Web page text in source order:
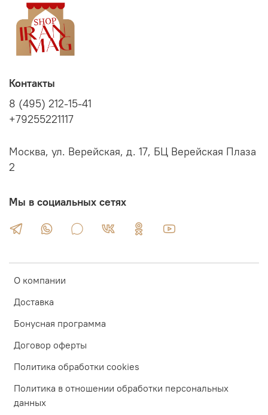
О компании
Доставка
Бонусная программа
Договор оферты
Политика обработки cookies
Политика в отношении обработки персональных
данных
Контакты
8 (495) 212-15-41
+79255221117
Москва, ул. Верейская, д. 17, БЦ Верейская Плаза
2
Мы в социальных сетях